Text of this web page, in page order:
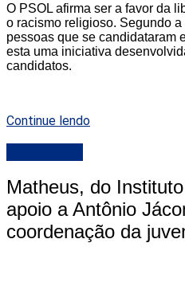
O PSOL afirma ser a favor da
o racismo religioso. Segundo
pessoas que se candidataram
esta uma iniciativa
candidatos.
Continue lendo
Matheus, do
apoio a Antônio
coordenação da